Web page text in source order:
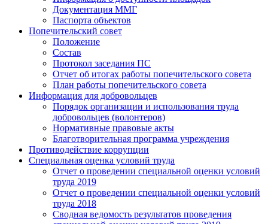
Документация ММГ
Паспорта объектов
Попечительский совет
Положение
Состав
Протокол заседания ПС
Отчет об итогах работы попечительского совета
План работы попечительского совета
Информация для добровольцев
Порядок организации и использования труда
добровольцев (волонтеров)
Нормативные правовые акты
Благотворительная программа учреждения
Противодействие коррупции
Специальная оценка условий труда
Отчет о проведении специальной оценки условий
труда 2019
Отчет о проведении специальной оценки условий
труда 2018
Сводная ведомость результатов проведения